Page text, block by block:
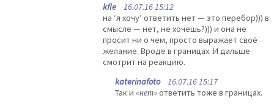
kfle 16.07.16 15:12
на ‘я хочу’ ответить нет — это перебор))) в
смысле — нет, не хочешь?))) и она не
просит ни о чем, просто выражает своё
желание. Вроде в границах. И дальше
смотрит на реакцию.
katerinafoto16.07.16 15:17
Так и «нет»ответить тоже в границах.